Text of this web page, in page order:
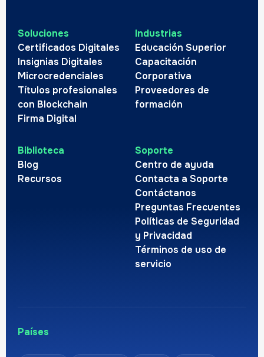
Soluciones
Certificados Digitales
Insignias Digitales
Microcredenciales
Títulos profesionales
con Blockchain
Firma Digital
Industrias
Educación Superior
Capacitación
Corporativa
Proveedores de
formación
Biblioteca
Blog
Recursos
Soporte
Centro de ayuda
Contacta a Soporte
Contáctanos
Preguntas Frecuentes
Políticas de Seguridad
y Privacidad
Términos de uso de
servicio
Países